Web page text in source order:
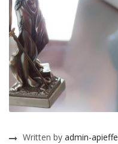
Written by admin-apieffe